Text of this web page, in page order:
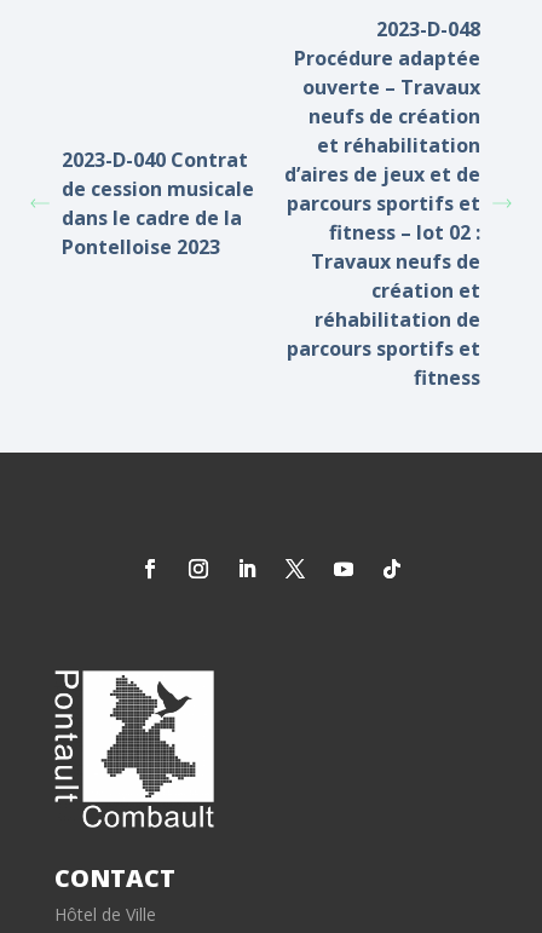
2023-D-040 Contrat
de cession musicale
dans le cadre de la
Pontelloise 2023
2023-D-048
Procédure adaptée
ouverte – Travaux
neufs de création
et réhabilitation
d’aires de jeux et de
parcours sportifs et
fitness – lot 02 :
Travaux neufs de
création et
réhabilitation de
parcours sportifs et
fitness
CONTACT
Hôtel de Ville